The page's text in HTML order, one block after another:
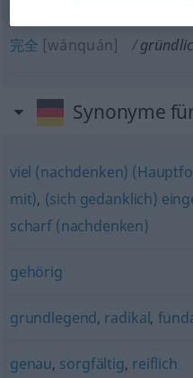
完全 [wánquán]
Synonyme
viel (nachdenken)
mit), (sich gedanklich)
scharf (nachdenken)
gehörig
grundlegend, radikal,
genau, sorgfältig, reiflich